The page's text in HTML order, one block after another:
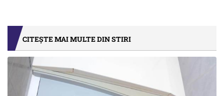
CITEȘTE MAI MULTE DIN STIRI